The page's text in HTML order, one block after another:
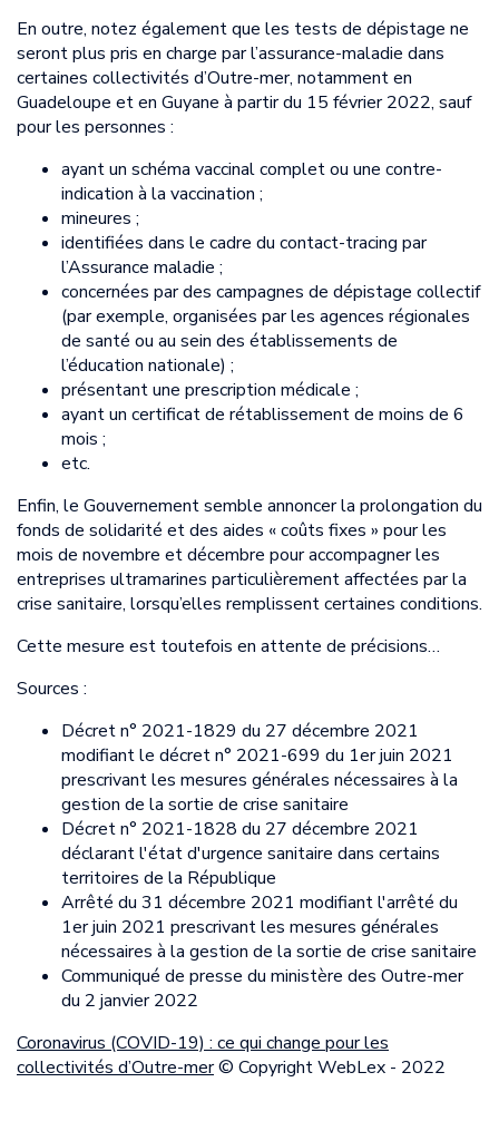
En outre, notez également que les tests de dépistage ne
seront plus pris en charge par l’assurance-maladie dans
certaines collectivités d’Outre-mer, notamment en
Guadeloupe et en Guyane à partir du 15 février 2022, sauf
pour les personnes :
ayant un schéma vaccinal complet ou une contre-
indication à la vaccination ;
mineures ;
identifiées dans le cadre du contact-tracing par
l’Assurance maladie ;
concernées par des campagnes de dépistage collectif
(par exemple, organisées par les agences régionales
de santé ou au sein des établissements de
l’éducation nationale) ;
présentant une prescription médicale ;
ayant un certificat de rétablissement de moins de 6
mois ;
etc.
Enfin, le Gouvernement semble annoncer la prolongation du
fonds de solidarité et des aides « coûts fixes » pour les
mois de novembre et décembre pour accompagner les
entreprises ultramarines particulièrement affectées par la
crise sanitaire, lorsqu’elles remplissent certaines conditions.
Cette mesure est toutefois en attente de précisions…
Sources :
Décret n° 2021-1829 du 27 décembre 2021
modifiant le décret n° 2021-699 du 1er juin 2021
prescrivant les mesures générales nécessaires à la
gestion de la sortie de crise sanitaire
Décret n° 2021-1828 du 27 décembre 2021
déclarant l'état d'urgence sanitaire dans certains
territoires de la République
Arrêté du 31 décembre 2021 modifiant l'arrêté du
1er juin 2021 prescrivant les mesures générales
nécessaires à la gestion de la sortie de crise sanitaire
Communiqué de presse du ministère des Outre-mer
du 2 janvier 2022
Coronavirus (COVID-19) : ce qui change pour les
collectivités d’Outre-mer© Copyright WebLex - 2022